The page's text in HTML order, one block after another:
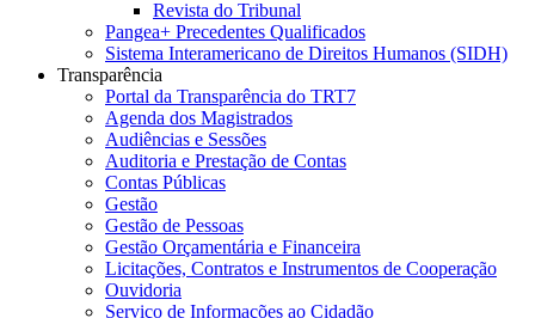
Revista do Tribunal
Pangea+ Precedentes Qualificados
Sistema Interamericano de Direitos Humanos (SIDH)
Transparência
Portal da Transparência do TRT7
Agenda dos Magistrados
Audiências e Sessões
Auditoria e Prestação de Contas
Contas Públicas
Gestão
Gestão de Pessoas
Gestão Orçamentária e Financeira
Licitações, Contratos e Instrumentos de Cooperação
Ouvidoria
Serviço de Informações ao Cidadão